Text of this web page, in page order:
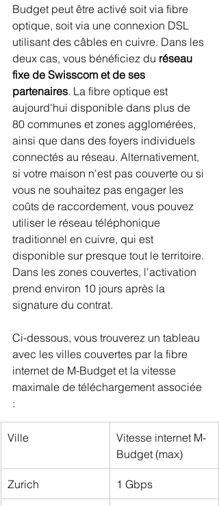
Budget peut être activé soit via fibre
optique, soit via une connexion DSL
utilisant des câbles en cuivre. Dans les
deux cas, vous bénéficiez du réseau
fixe de Swisscom et de ses
partenaires. La fibre optique est
aujourd'hui disponible dans plus de
80 communes et zones agglomérées,
ainsi que dans des foyers individuels
connectés au réseau. Alternativement,
si votre maison n'est pas couverte ou si
vous ne souhaitez pas engager les
coûts de raccordement, vous pouvez
utiliser le réseau téléphonique
traditionnel en cuivre, qui est
disponible sur presque tout le territoire.
Dans les zones couvertes, l'activation
prend environ 10 jours après la
signature du contrat.
Ci-dessous, vous trouverez un tableau
avec les villes couvertes par la fibre
internet de M-Budget et la vitesse
maximale de téléchargement associée
:
Ville
Vitesse internet M-
Budget (max)
Zurich 1 Gbps